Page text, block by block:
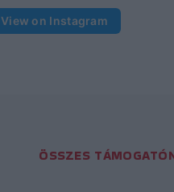
View on Instagram
ÖSSZES